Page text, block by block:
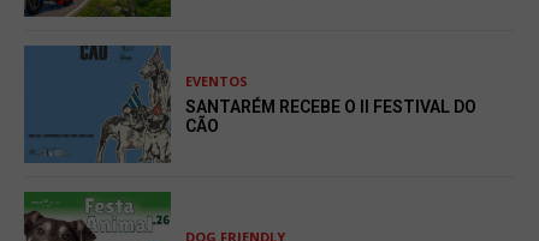
EVENTOS
SANTARÉM RECEBE O II FESTIVAL DO
CÃO
DOG FRIENDLY